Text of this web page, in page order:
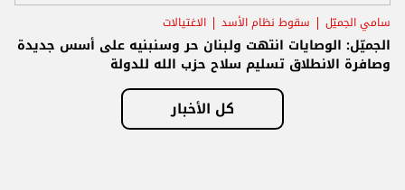
سامي الجميّل سقوط نظام الأسد الاغتيالات
الجميّل: الوصايات انتهت ولبنان حر وسنبنيه على أسس جديدة
وصافرة الانطلاق تسليم سلاح حزب الله للدولة
كل الأخبار